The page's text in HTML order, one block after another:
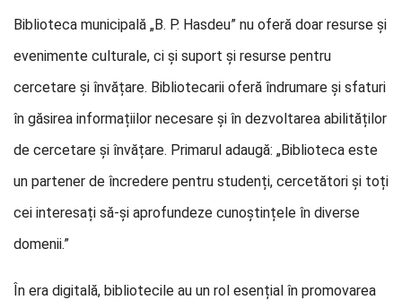
Biblioteca municipală „B. P. Hasdeu” nu oferă doar resurse și
evenimente culturale, ci și suport și resurse pentru
cercetare și învățare. Bibliotecarii oferă îndrumare și sfaturi
în găsirea informațiilor necesare și în dezvoltarea abilităților
de cercetare și învățare. Primarul adaugă: „Biblioteca este
un partener de încredere pentru studenți, cercetători și toți
cei interesați să-și aprofundeze cunoștințele în diverse
domenii.”
În era digitală, bibliotecile au un rol esențial în promovarea